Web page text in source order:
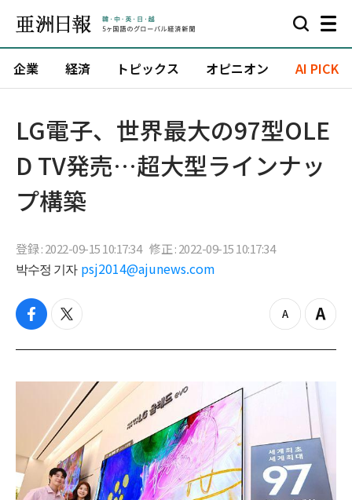
企業 経済 トピックス オピニオン AI PICK
LG電子、世界最大の97型OLE
D TV発売…超大型ラインナッ
プ構築
登録 : 2022-09-15 10:17:34 修正 : 2022-09-15 10:17:34
박수정 기자 psj2014@ajunews.com
f
c
b
t
i
t
e
r
z
o
Z
o